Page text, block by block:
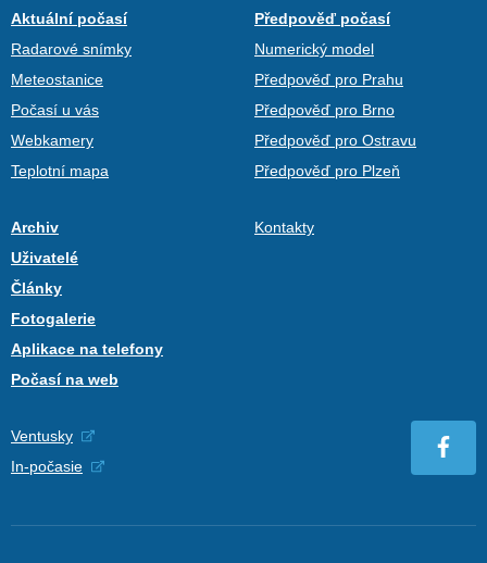
Aktuální počasí
Radarové snímky
Meteostanice
Počasí u vás
Webkamery
Teplotní mapa
Předpověď počasí
Numerický model
Předpověď pro Prahu
Předpověď pro Brno
Předpověď pro Ostravu
Předpověď pro Plzeň
Archiv
Uživatelé
Články
Fotogalerie
Aplikace na telefony
Počasí na web
Kontakty
Ventusky
In-počasie